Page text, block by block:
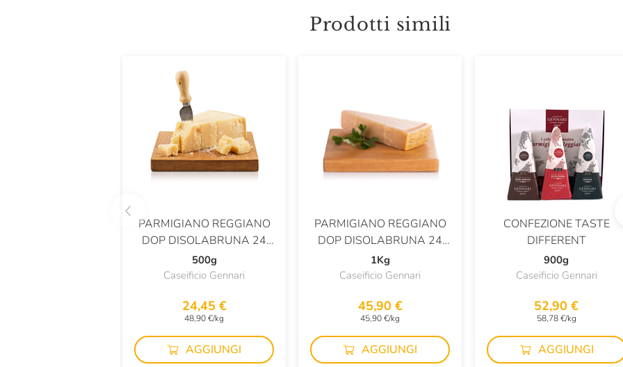
Prodotti simili
PARMIGIANO REGGIANO
DOP DISOLABRUNA 24
MESI
500g
Caseificio Gennari
24,45 €
48,90 €/kg
AGGIUNGI
PARMIGIANO REGGIANO
DOP DISOLABRUNA 24
MESI
1Kg
Caseificio Gennari
45,90 €
45,90 €/kg
AGGIUNGI
CONFEZIONE TASTE
DIFFERENT
900g
Caseificio Gennari
52,90 €
58,78 €/kg
AGGIUNGI